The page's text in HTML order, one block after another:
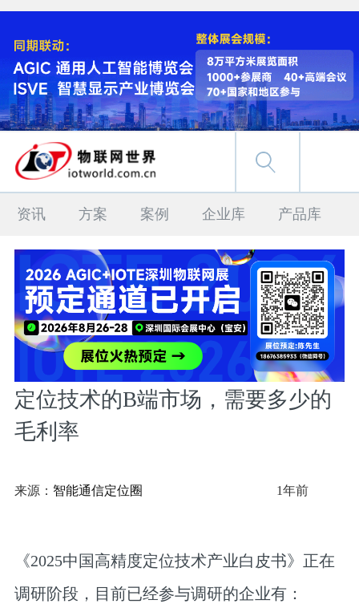
资讯 方案 案例 企业库 产品库
定位技术的B端市场，需要多少的
毛利率
来源： 智能通信定位圈 1年前
《2025中国高精度定位技术产业白皮书》正在
调研阶段，目前已经参与调研的企业有：